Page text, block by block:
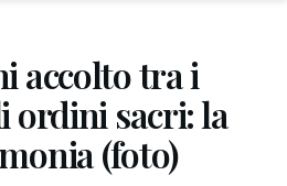
accolto tra i
ordini sacri: la
(foto)